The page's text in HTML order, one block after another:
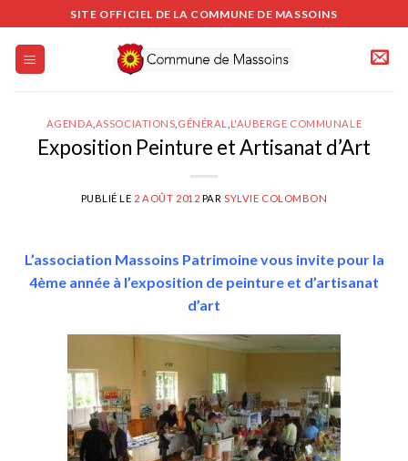
au
contenu
SITE OFFICIEL DE LA COMMUNE DE MASSOINS
AGENDA ASSOCIATIONS GÉNÉRAL L'AUBERGE COMMUNALE
Exposition Peinture et Artisanat d’Art
PUBLIÉ LE 2 AOÛT 2012 PAR SYLVIE COLOMBON
L’association Massoins Patrimoine vous invite pour la
4ème année à l’exposition de peinture et d’artisanat
d’art